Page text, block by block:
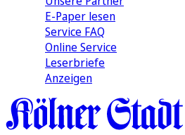
E-Paper lesen
Service FAQ
Online Service
Leserbriefe
Anzeigen